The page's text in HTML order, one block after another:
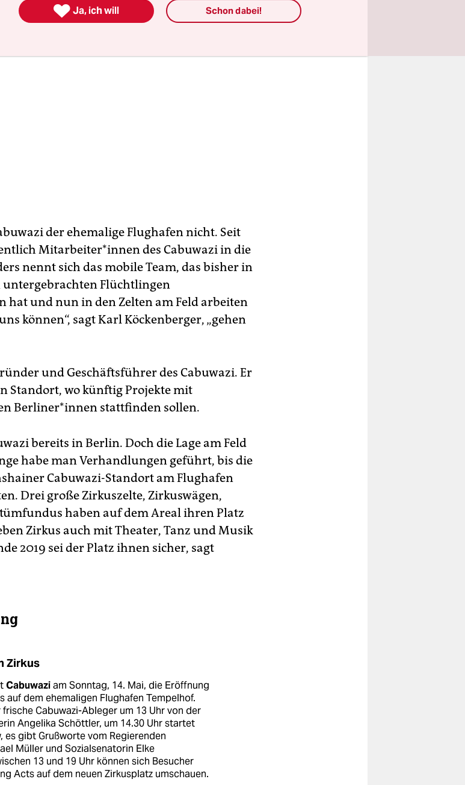
der ehemalige Flughafen nicht. Seit
Mitarbeiter*innen des Cabuwazi in die
nennt sich das mobile Team, das bisher in
Flüchtlingen
hat und nun in den Zelten am Feld arbeiten
können“, sagt Karl Köckenberger, „gehen
und Geschäftsführer des Cabuwazi. Er
Standort, wo künftig Projekte mit
Berliner*innen stattfinden sollen.
bereits in Berlin. Doch die Lage am Feld
habe man Verhandlungen geführt, bis die
Cabuwazi-Standort am Flughafen
Drei große Zirkuszelte, Zirkuswägen,
haben auf dem Areal ihren Platz
Zirkus auch mit Theater, Tanz und Musik
2019 sei der Platz ihnen sicher, sagt
Zirkus
Cabuwaziam Sonntag, 14. Mai, die Eröffnung
auf dem ehemaligen Flughafen Tempelhof.
Cabuwazi-Ableger um 13 Uhr von der
Angelika Schöttler, um 14.30 Uhr startet
es gibt Grußworte vom Regierenden
Müller und Sozialsenatorin Elke
13 und 19 Uhr können sich Besucher
Acts auf dem neuen Zirkusplatz umschauen.
 Ja, ich will Schon dabei!